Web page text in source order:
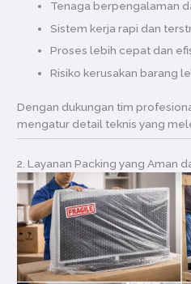
Tenaga berpengalaman
Sistem kerja rapi dan
Proses lebih cepat dan
Risiko kerusakan barang
Dengan dukungan tim
mengatur detail teknis yang
2. Layanan Packing yang Aman